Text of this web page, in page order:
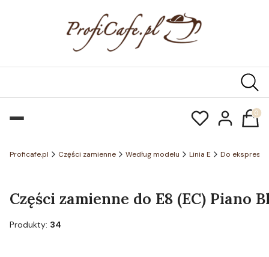
Proficafe.pl Części zamienne Według modelu Linia E Do
Części zamienne do E8 (EC) Piano
Produkty: 34